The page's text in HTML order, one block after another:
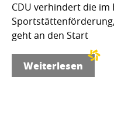
CDU verhindert die
geht an den Start
Weiterlesen